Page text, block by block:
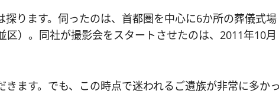
ります。伺ったのは、首都圏を中心に6か所の葬儀式場
）。同社が撮影会をスタートさせたのは、2011年10月
きます。でも、この時点で迷われるご遺族が非常に多か